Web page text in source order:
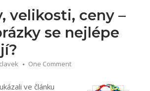
velikosti, ceny –
se nejlépe
One Comment
ve článku